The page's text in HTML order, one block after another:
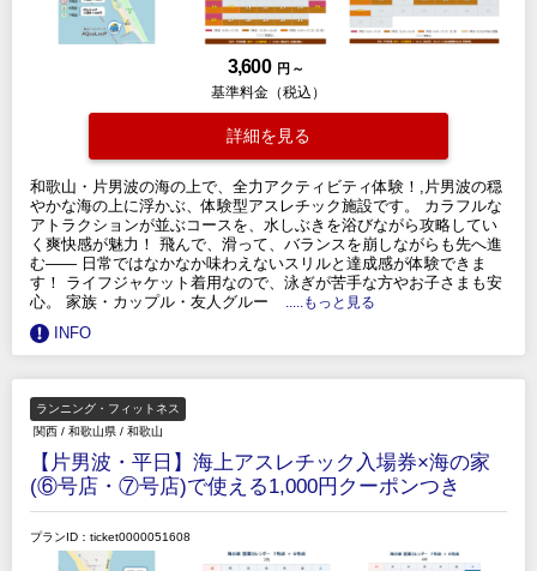
3,600 円 ～
基準料金（税込）
詳細を見る
和歌山・片男波の海の上で、全力アクティビティ体験！,片男波の穏
やかな海の上に浮かぶ、体験型アスレチック施設です。 カラフルな
アトラクションが並ぶコースを、水しぶきを浴びながら攻略してい
く爽快感が魅力！ 飛んで、滑って、バランスを崩しながらも先へ進
む—— 日常ではなかなか味わえないスリルと達成感が体験できま
す！ ライフジャケット着用なので、泳ぎが苦手な方やお子さまも安
心。 家族・カップル・友人グルー
.....もっと見る
INFO
ランニング・フィットネス
関西 / 和歌山県 / 和歌山
【片男波・平日】海上アスレチック入場券×海の家
(⑥号店・⑦号店)で使える1,000円クーポンつき
プランID：ticket0000051608